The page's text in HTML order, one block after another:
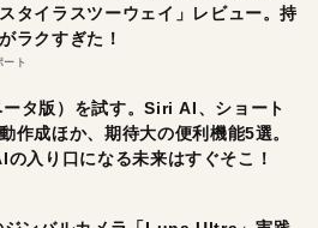
タイラスツーウェイ」レビュー。持
ラクすぎた！
ート
タ版）を試す。Siri AI、ショート
作成ほか、期待大の便利機能5選。
入り口になる未来はすぐそこ！